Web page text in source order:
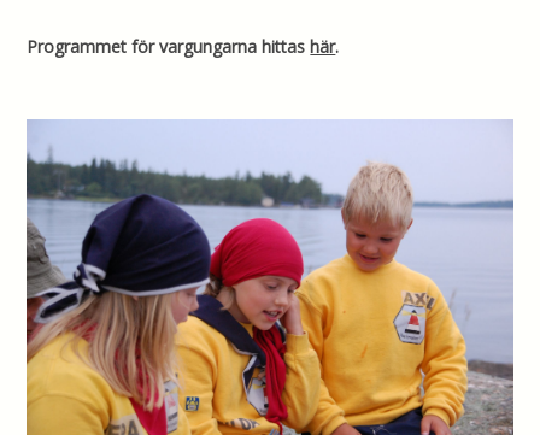
Programmet för vargungarna hittas här.